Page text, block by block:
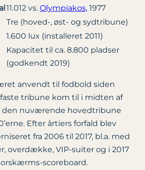
11.012 vs. Olympiakos, 1977
Tre (hoved-, øst- og sydtribune)
1.600 lux (installeret 2011)
Kapacitet til ca. 8.800 pladser
(godkendt 2019)
anvendt til fodbold siden
faste tribune kom til i midten af
den nuværende hovedtribune
Efter årtiers forfald blev
fra 2006 til 2017, bl.a. med
overdække, VIP-suiter og i 2017
scoreboard.